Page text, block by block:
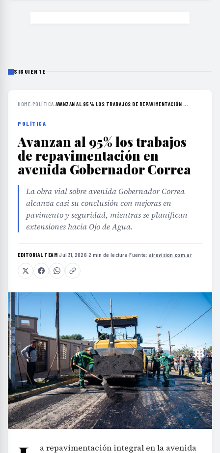
SIGUIENTE
HOME›POLÍTICA›AVANZAN AL 95% LOS TRABAJOS DE REPAVIMENTACIÓN ...
POLÍTICA
Avanzan al 95% los trabajos
de repavimentación en
avenida Gobernador Correa
La obra vial sobre avenida Gobernador Correa
alcanza casi su conclusión con mejoras en
pavimento y seguridad, mientras se planifican
extensiones hacia Ojo de Agua.
EDITORIAL TEAM·Jul 31, 2026·2 min de lectura·Fuente: airevision.com.ar
a repavimentación integral en la avenida